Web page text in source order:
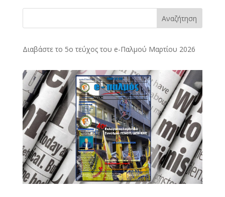
Αναζήτηση
Διαβάστε το 5ο τεύχος του e-Παλμού Μαρτίου 2026